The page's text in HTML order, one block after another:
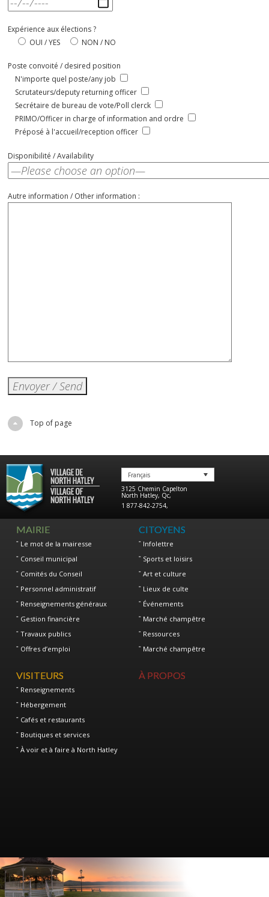
Expérience aux élections ?
OUI / YES
NON / NO
Poste convoité / desired position
N'importe quel poste/any job
Scrutateurs/deputy returning officer
Secrétaire de bureau de vote/Poll clerck
PRIMO/Officer in charge of information and ordre
Préposé à l'accueil/reception officer
Disponibilité / Availability
Autre information / Other information :
Top of page
Français
3125 Chemin Capelton
North Hatley, Qc,
1 877-842-2754,
MAIRIE
Le mot de la mairesse
Conseil municipal
Comités du Conseil
Personnel administratif
Renseignements généraux
Gestion financière
Travaux publics
Offres d’emploi
CITOYENS
Infolettre
Sports et loisirs
Art et culture
Lieux de culte
Événements
Marché champêtre
Ressources
Marché champêtre
VISITEURS
Renseignements
Hébergement
Cafés et restaurants
Boutiques et services
À voir et à faire à North Hatley
À PROPOS